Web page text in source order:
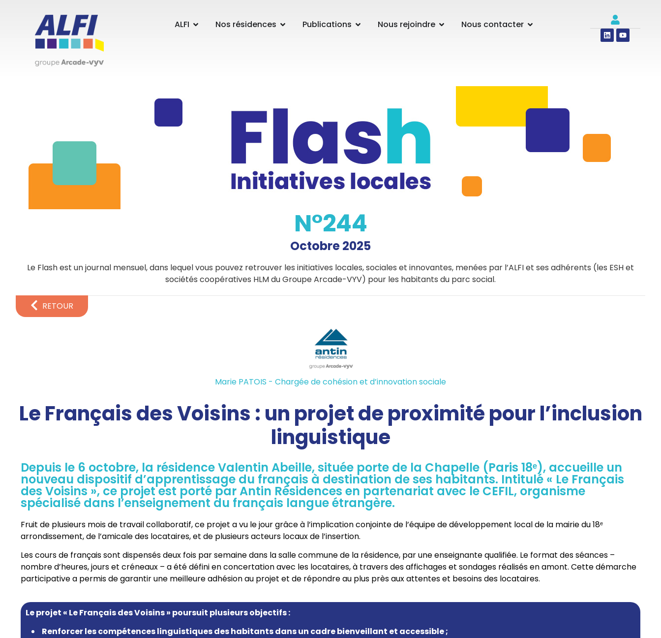
ALFI Nos résidences Publications Nous rejoindre Nous contacter
N°244
Octobre 2025
Le Flash est un journal mensuel, dans lequel vous pouvez retrouver les initiatives locales, sociales et innovantes, menées par l’ALFI et ses adhérents (les ESH et
sociétés coopératives HLM du Groupe Arcade-VYV) pour les habitants du parc social.
RETOUR
Marie PATOIS - Chargée de cohésion et d’innovation sociale
Le Français des Voisins : un projet de proximité pour l’inclusion
linguistique
Depuis le 6 octobre, la résidence Valentin Abeille, située porte de la Chapelle (Paris 18ᵉ), accueille un
nouveau dispositif d’apprentissage du français à destination de ses habitants. Intitulé « Le Français
des Voisins », ce projet est porté par Antin Résidences en partenariat avec le CEFIL, organisme
spécialisé dans l’enseignement du français langue étrangère.
Fruit de plusieurs mois de travail collaboratif, ce projet a vu le jour grâce à l’implication conjointe de l’équipe de développement local de la mairie du 18ᵉ
arrondissement, de l’amicale des locataires, et de plusieurs acteurs locaux de l’insertion.
Les cours de français sont dispensés deux fois par semaine dans la salle commune de la résidence, par une enseignante qualifiée. Le format des séances –
nombre d’heures, jours et créneaux – a été défini en concertation avec les locataires, à travers des affichages et sondages réalisés en amont. Cette démarche
participative a permis de garantir une meilleure adhésion au projet et de répondre au plus près aux attentes et besoins des locataires.
Le projet « Le Français des Voisins » poursuit plusieurs objectifs :
Renforcer les compétences linguistiques des habitants dans un cadre bienveillant et accessible ;